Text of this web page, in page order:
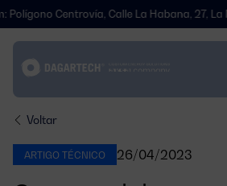
Centrovía, Calle La Habana, 27, La Muela,
Voltar
ARTIGO TÉCNICO 26/04/2023